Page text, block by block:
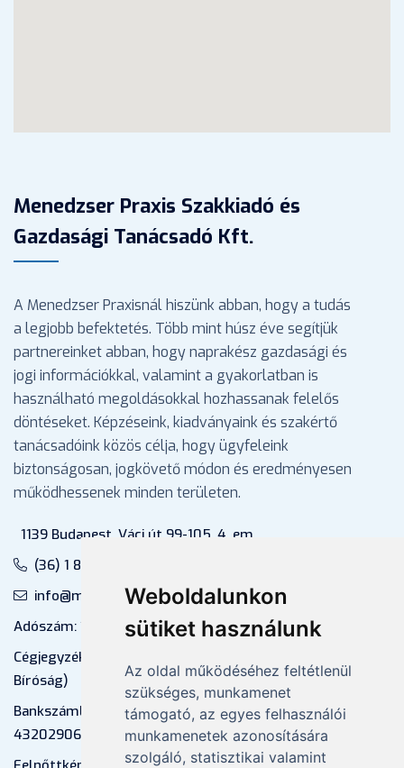
Weboldalunkon
sütiket használunk
Az oldal működéséhez feltétlenül
szükséges, munkamenet
támogató, az egyes felhasználói
munkamenetek azonosítására
szolgáló, statisztikai valamint
Menedzser Praxis Szakkiadó és
Gazdasági Tanácsadó Kft.
A Menedzser Praxisnál hiszünk abban, hogy a tudás
a legjobb befektetés. Több mint húsz éve segítjük
partnereinket abban, hogy naprakész gazdasági és
jogi információkkal, valamint a gyakorlatban is
használható megoldásokkal hozhassanak felelős
döntéseket. Képzéseink, kiadványaink és szakértő
tanácsadóink közös célja, hogy ügyfeleink
biztonságosan, jogkövető módon és eredményesen
működhessenek minden területen.
1139 Budapest, Váci út 99-105. 4. em.
(36) 1 880 76 00
info@mprx.hu
Adószám: 13598145-2-41
Cégjegyzékszám: 01-09-883770 (Fővárosi
Bíróság)
Bankszámlaszám: CIB Bank, 10700581-
43202906-51100005